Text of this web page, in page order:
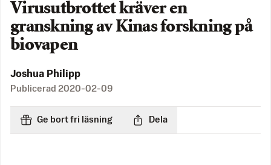
Virusutbrottet kräver en
granskning av Kinas forskning på
biovapen
Joshua Philipp
Publicerad 2020-02-09
Ge bort fri läsning Dela